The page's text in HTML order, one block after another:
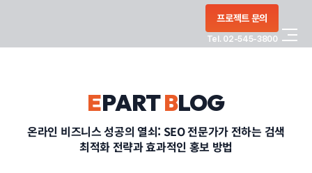
프로젝트 문의
Tel. 02-545-3800
PORTFOLIO
EPARTBLOG
온라인 비즈니스 성공의 열쇠: SEO 전문가가 전하는 검색
최적화 전략과 효과적인 홍보 방법